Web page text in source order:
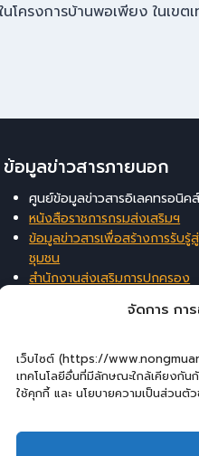
จัดการ กา
เว็บไซต์ (https://
เทคโนโลยีอื่นที่มีลักษณะใกล้เคียงกัน
ใช้คุกกี้ และ นโยบายความเป็นส่วน
โครงการบ้านพอเพียง ในเข
ข้อมูลข่าวสารภายนอก
ศูนย์ข้อมูลข่าวสารอิเลคทรอนิค
หนังสือราชการกรมส่งเสริมฯ
ข้อมูลข่าวสารเพื่อสร้างการรับรู้สู่
ชุมชน
สำนักงานส่งเสริมการปกครอง
ระบบสารสนเทศสนับสนุนการ